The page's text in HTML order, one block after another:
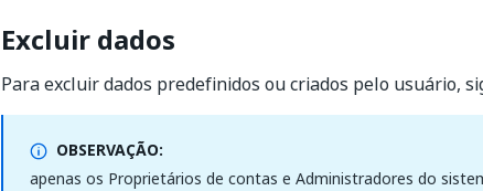
Excluir dados
Para excluir dados predefinidos ou criados pelo usuário,
OBSERVAÇÃO:
apenas os Proprietários de contas e Administradores do